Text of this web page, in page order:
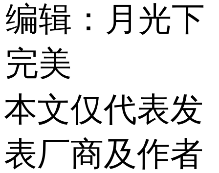
编辑：月光下
完美
本文仅代表发
表厂商及作者